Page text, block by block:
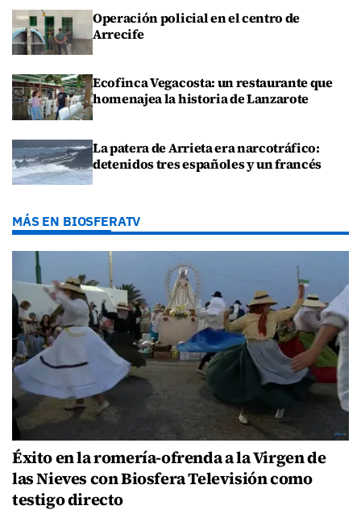
Operación policial en el centro de
Arrecife
Ecofinca Vegacosta: un restaurante que
homenajea la historia de Lanzarote
La patera de Arrieta era narcotráfico:
detenidos tres españoles y un francés
MÁS EN BIOSFERATV
Éxito en la romería-ofrenda a la Virgen de
las Nieves con Biosfera Televisión como
testigo directo